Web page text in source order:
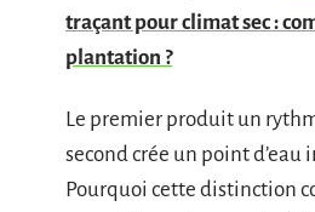
traçant pour climat sec :
plantation ?
Le premier produit un
second crée un point d’eau
Pourquoi cette distinction